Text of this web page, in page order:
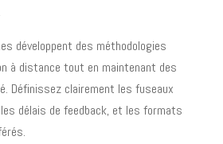
développent des méthodologies
à distance tout en maintenant des
Définissez clairement les fuseaux
délais de feedback, et les formats